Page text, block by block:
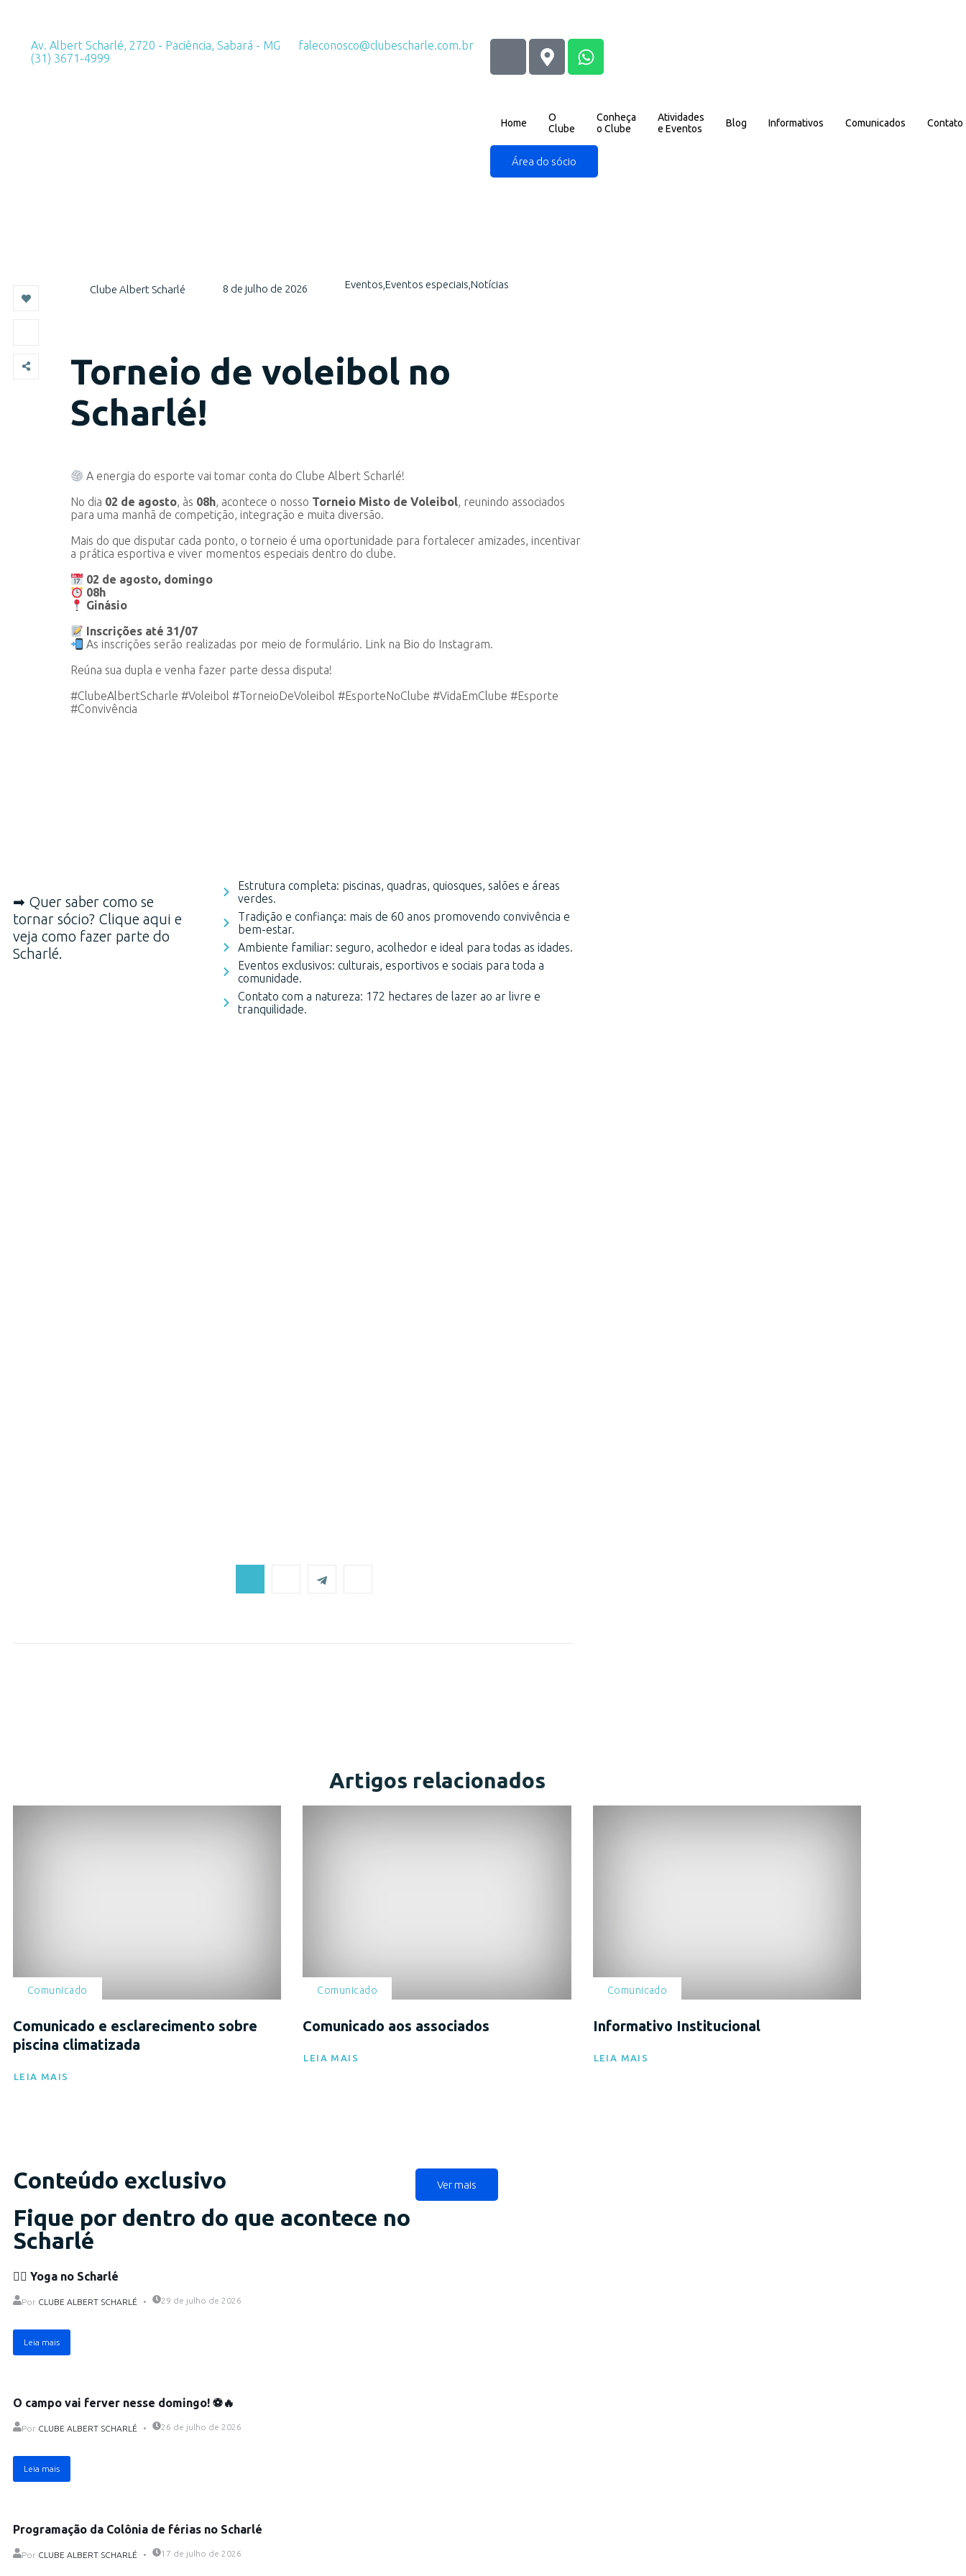
Av. Albert Scharlé, 2720 - Paciência, Sabará - MG
faleconosco@clubescharle.com.br
(31) 3671-4999
Home
O
Clube
Conheça
o Clube
Atividades
e Eventos
Blog Informativos Comunicados Contato
Área do sócio
Clube Albert Scharlé 8 de julho de 2026 Eventos Eventos especiais Notícias
Torneio de voleibol no
Scharlé!
A energia do esporte vai tomar conta do Clube Albert Scharlé!
No dia 02 de agosto, às 08h, acontece o nosso Torneio Misto de Voleibol, reunindo associados
para uma manhã de competição, integração e muita diversão.
Mais do que disputar cada ponto, o torneio é uma oportunidade para fortalecer amizades, incentivar
a prática esportiva e viver momentos especiais dentro do clube.
02 de agosto, domingo
08h
Ginásio
Inscrições até 31/07
As inscrições serão realizadas por meio de formulário. Link na Bio do Instagram.
Reúna sua dupla e venha fazer parte dessa disputa!
#ClubeAlbertScharle #Voleibol #TorneioDeVoleibol #EsporteNoClube #VidaEmClube #Esporte
#Convivência
➡ Quer saber como se
tornar sócio? Clique aqui e
veja como fazer parte do
Scharlé.
Estrutura completa: piscinas, quadras, quiosques, salões e áreas
verdes.
Tradição e confiança: mais de 60 anos promovendo convivência e
bem-estar.
Ambiente familiar: seguro, acolhedor e ideal para todas as idades.
Eventos exclusivos: culturais, esportivos e sociais para toda a
comunidade.
Contato com a natureza: 172 hectares de lazer ao ar livre e
tranquilidade.
Artigos relacionados
Comunicado
Comunicado e esclarecimento sobre
piscina climatizada
LEIA MAIS
Comunicado
Comunicado aos associados
LEIA MAIS
Comunicado
Informativo Institucional
LEIA MAIS
Conteúdo exclusivo
Fique por dentro do que acontece no
Scharlé
Ver mais
Eventos
🧘‍♀️ Yoga no Scharlé
Por CLUBE ALBERT SCHARLÉ 29 de julho de 2026
Leia mais
O campo vai ferver nesse domingo! ⚽🔥
Por CLUBE ALBERT SCHARLÉ 26 de julho de 2026
Leia mais
Programação da Colônia de férias no Scharlé
Por CLUBE ALBERT SCHARLÉ 17 de julho de 2026